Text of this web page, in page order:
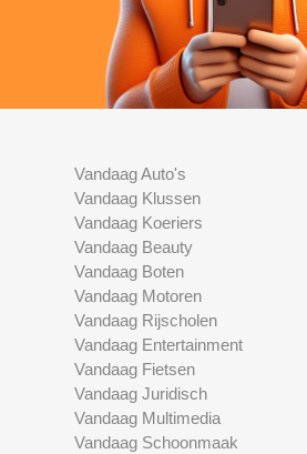
Vandaag Auto's
Vandaag Klussen
Vandaag Koeriers
Vandaag Beauty
Vandaag Boten
Vandaag Motoren
Vandaag Rijscholen
Vandaag Entertainment
Vandaag Fietsen
Vandaag Juridisch
Vandaag Multimedia
Vandaag Schoonmaak